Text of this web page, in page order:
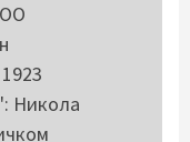
Никола